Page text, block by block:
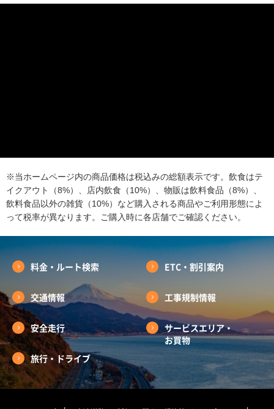
※当ホームページ内の商品価格は税込みの総額表示です。飲食はテ
イクアウト（8%）、店内飲食（10%）、物販は飲料食品（8%）、
飲料食品以外の雑貨（10%）など購入される商品やご利用形態によ
って税率が異なります。ご購入時に各店舗でご確認ください。
料金・ルート検索 ETC・割引案内
交通情報 工事規制情報
安全走行
サービスエリア・
お買物
旅行・ドライブ